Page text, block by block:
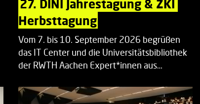
27. DINI Jahrestagung & ZKI
Herbsttagung
Vom 7. bis 10. September 2026 begrüßen
das IT Center und die Universitätsbibliothek
der RWTH Aachen Expert*innen aus…